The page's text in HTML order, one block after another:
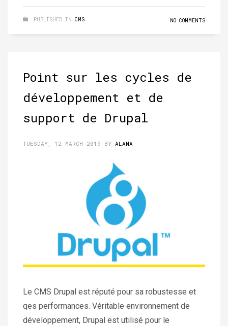
PUBLISHED IN CMS NO COMMENTS
Point sur les cycles de
développement et de
support de Drupal
TUESDAY, 12 MARCH 2019 BY ALAMA
Le CMS Drupal est réputé pour sa robustesse et
qes performances. Véritable environnement de
développement, Drupal est utilisé pour le